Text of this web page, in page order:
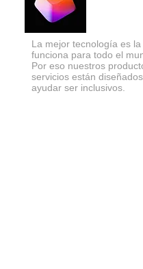
La mejor tecnología es la
funciona para todo el
Por eso nuestros
servicios están
ayudar ser inclusivos.